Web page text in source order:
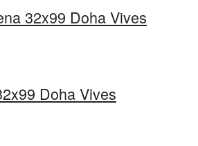
32x99 Doha Vives
Doha Vives